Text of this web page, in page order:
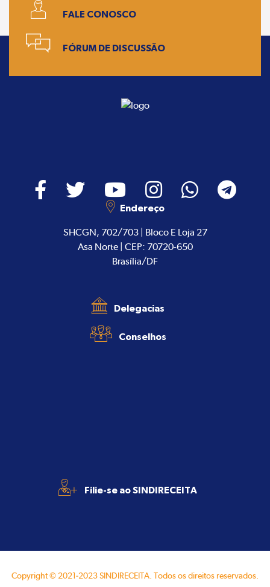
FALE CONOSCO
FÓRUM DE DISCUSSÃO
Endereço
SHCGN, 702/703 | Bloco E Loja 27
Asa Norte | CEP: 70720-650
Brasília/DF
Delegacias
Conselhos
+ Filie-se ao SINDIRECEITA
Copyright © 2021-2023 SINDIRECEITA. Todos os direitos reservados.